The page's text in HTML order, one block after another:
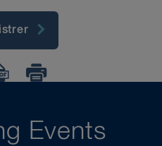
Events